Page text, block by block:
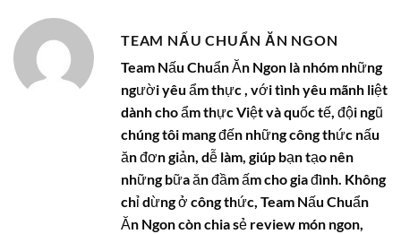
TEAM NẤU CHUẨN ĂN NGON
Team Nấu Chuẩn Ăn Ngon là nhóm những
người yêu ẩm thực , với tình yêu mãnh liệt
dành cho ẩm thực Việt và quốc tế, đội ngũ
chúng tôi mang đến những công thức nấu
ăn đơn giản, dễ làm, giúp bạn tạo nên
những bữa ăn đầm ấm cho gia đình. Không
chỉ dừng ở công thức, Team Nấu Chuẩn
Ăn Ngon còn chia sẻ review món ngon,